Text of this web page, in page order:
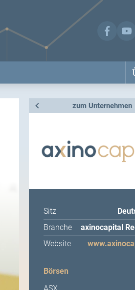
zum Unternehmen
Sitz
Branche
axinocapital
Website
Börsen